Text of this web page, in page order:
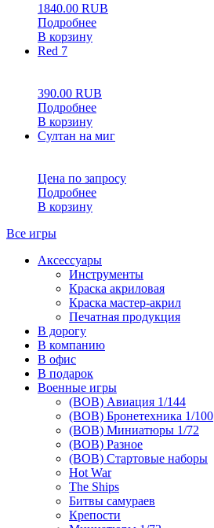
1840.00 RUB
Подробнее
В корзину
Red 7
390.00 RUB
Подробнее
В корзину
Султан на миг
Цена по запросу
Подробнее
В корзину
Все игры
Аксессуары
Инструменты
Краска акриловая
Краска мастер-акрил
Печатная продукция
В дорогу
В компанию
В офис
В подарок
Военные игры
(ВОВ) Авиация 1/144
(ВОВ) Бронетехника 1/100
(ВОВ) Миниатюры 1/72
(ВОВ) Разное
(ВОВ) Стартовые наборы
Hot War
The Ships
Битвы самураев
Крепости